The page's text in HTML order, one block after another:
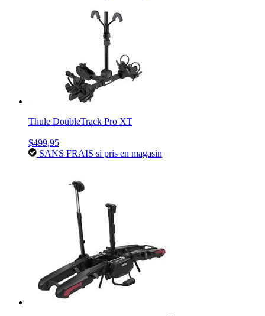
Thule DoubleTrack Pro XT
$499,95
SANS FRAIS si pris en magasin